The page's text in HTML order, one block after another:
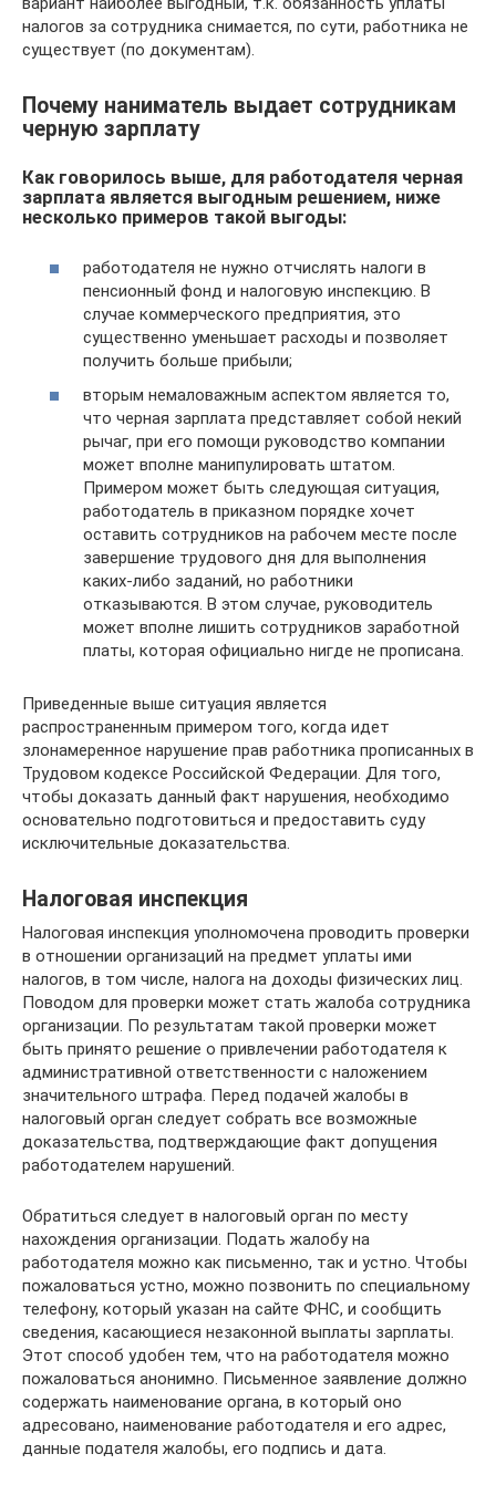
налогов за сотрудника снимается, по сути, работника не
существует (по документам).
Почему наниматель выдает сотрудникам
черную зарплату
Как говорилось выше, для работодателя черная
зарплата является выгодным решением, ниже
несколько примеров такой выгоды:
работодателя не нужно отчислять налоги в
пенсионный фонд и налоговую инспекцию. В
случае коммерческого предприятия, это
существенно уменьшает расходы и позволяет
получить больше прибыли;
вторым немаловажным аспектом является то,
что черная зарплата представляет собой некий
рычаг, при его помощи руководство компании
может вполне манипулировать штатом.
Примером может быть следующая ситуация,
работодатель в приказном порядке хочет
оставить сотрудников на рабочем месте после
завершение трудового дня для выполнения
каких-либо заданий, но работники
отказываются. В этом случае, руководитель
может вполне лишить сотрудников заработной
платы, которая официально нигде не прописана.
Приведенные выше ситуация является
распространенным примером того, когда идет
злонамеренное нарушение прав работника прописанных в
Трудовом кодексе Российской Федерации. Для того,
чтобы доказать данный факт нарушения, необходимо
основательно подготовиться и предоставить суду
исключительные доказательства.
Налоговая инспекция
Налоговая инспекция уполномочена проводить проверки
в отношении организаций на предмет уплаты ими
налогов, в том числе, налога на доходы физических лиц.
Поводом для проверки может стать жалоба сотрудника
организации. По результатам такой проверки может
быть принято решение о привлечении работодателя к
административной ответственности с наложением
значительного штрафа. Перед подачей жалобы в
налоговый орган следует собрать все возможные
доказательства, подтверждающие факт допущения
работодателем нарушений.
Обратиться следует в налоговый орган по месту
нахождения организации. Подать жалобу на
работодателя можно как письменно, так и устно. Чтобы
пожаловаться устно, можно позвонить по специальному
телефону, который указан на сайте ФНС, и сообщить
сведения, касающиеся незаконной выплаты зарплаты.
Этот способ удобен тем, что на работодателя можно
пожаловаться анонимно. Письменное заявление должно
содержать наименование органа, в который оно
адресовано, наименование работодателя и его адрес,
данные подателя жалобы, его подпись и дата.